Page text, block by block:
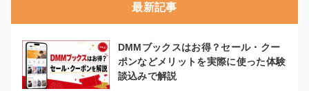
最新記事
DMMブックスはお得？セール・クー
ポンなどメリットを実際に使った体験
談込みで解説